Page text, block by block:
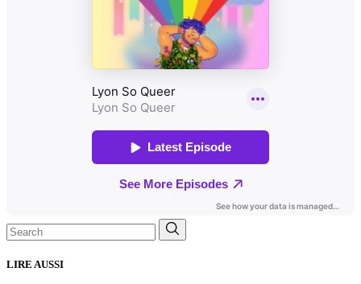
Search
for:
LIRE AUSSI